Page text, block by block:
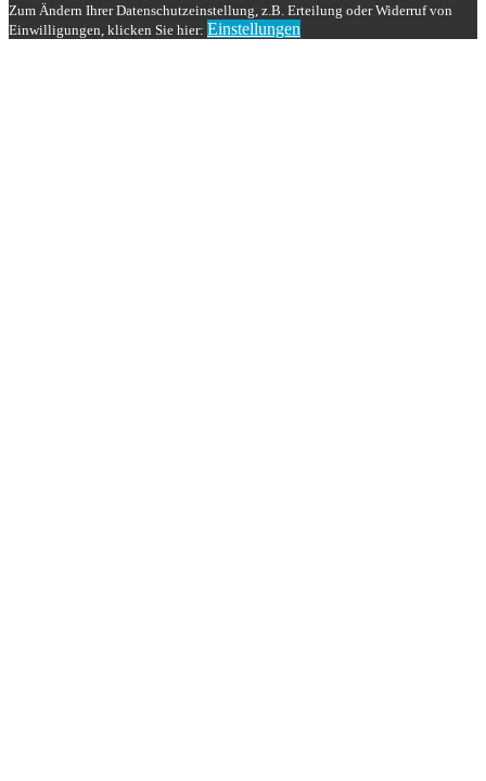
Zum Ändern Ihrer Datenschutzeinstellung, z.B. Erteilung oder Widerruf von
Einwilligungen, klicken Sie hier: Einstellungen